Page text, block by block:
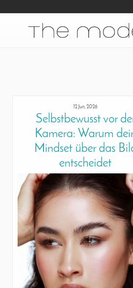
12 Jun, 2026
Selbstbewusst vor
Kamera: Warum
Mindset über das
entscheidet